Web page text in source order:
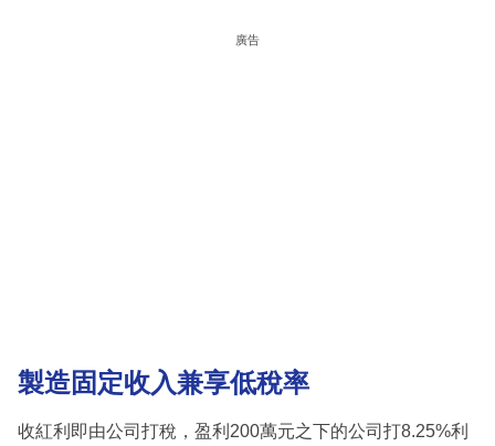
廣告
製造固定收入兼享低稅率
收紅利即由公司打稅，盈利200萬元之下的公司打8.25%利